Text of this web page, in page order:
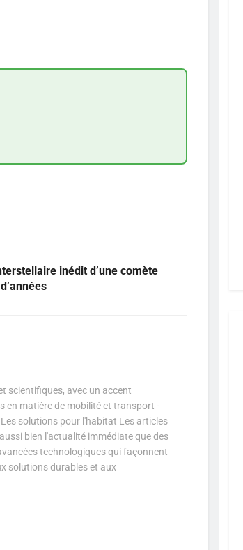
inédit d’une comète
scientifiques, avec un accent
en matière de mobilité et transport -
solutions pour l'habitat Les articles
bien l'actualité immédiate que des
technologiques qui façonnent
solutions durables et aux